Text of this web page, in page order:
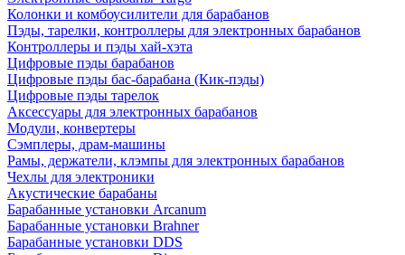
Колонки и комбоусилители для барабанов
Пэды, тарелки, контроллеры для электронных барабанов
Контроллеры и пэды хай-хэта
Цифровые пэды барабанов
Цифровые пэды бас-барабана (Кик-пэды)
Цифровые пэды тарелок
Аксессуары для электронных барабанов
Модули, конвертеры
Сэмплеры, драм-машины
Рамы, держатели, клэмпы для электронных барабанов
Чехлы для электроники
Акустические барабаны
Барабанные установки Arcanum
Барабанные установки Brahner
Барабанные установки DDS